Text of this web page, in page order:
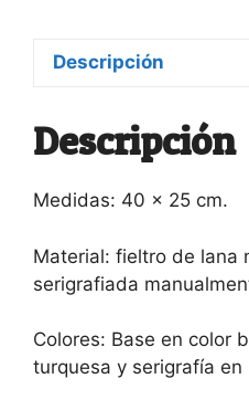
Descripción
Descripción
Medidas: 40 x 25 cm.
Material: fieltro de lana
serigrafiada
Colores: Base en color
turquesa y serigrafía en